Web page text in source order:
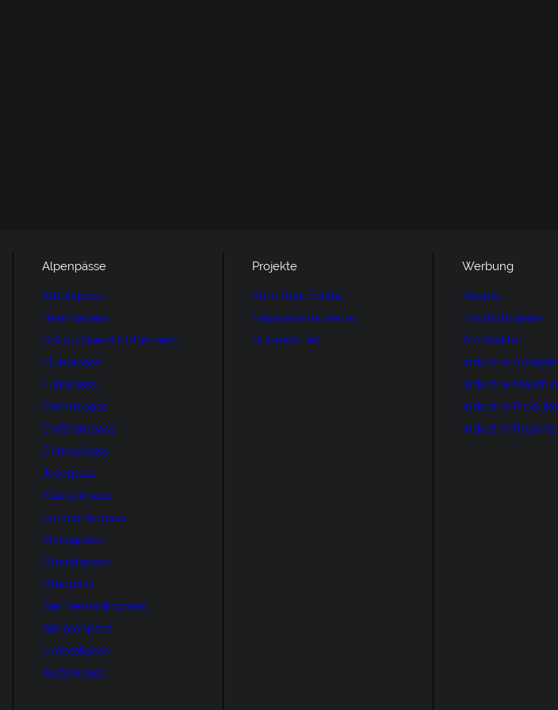
Alpenpässe
Albulapass
Berninapass
Col du Grand St-Bernard
Flüelapass
Furkapass
Gemmipass
Gotthardpass
Grimselpass
Julierpass
Klausenpass
Lukmanierpass
Malojapass
Oberalppass
Ofenpass
San Bernadinopass
Simplonpass
Umbrailpass
Sustenpass
Projekte
Zero Real Estate
Napoleonmuseum
Business Jet
Werbung
People
Foodfotografie
Architektur
Industrie Anlagen
Industrie
Industrie
Industrie